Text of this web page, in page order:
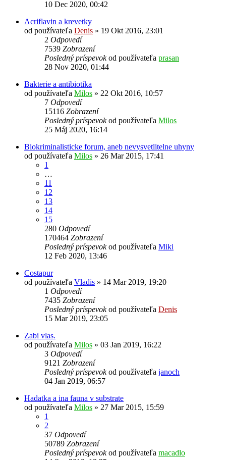
10 Dec 2020, 00:42
Acriflavin a krevetky
od používateľa Denis » 19 Okt 2016, 23:01
2 Odpovedí
7539 Zobrazení
Posledný príspevokod používateľa prasan
28 Nov 2020, 01:44
Bakterie a antibiotika
od používateľa Milos » 22 Okt 2016, 10:57
7 Odpovedí
15116 Zobrazení
Posledný príspevokod používateľa Milos
25 Máj 2020, 16:14
Biokriminalisticke forum, aneb nevysvetlitelne uhyny
od používateľa Milos » 26 Mar 2015, 17:41
1
…
11
12
13
14
15
280 Odpovedí
170464 Zobrazení
Posledný príspevokod používateľa Miki
12 Feb 2020, 13:46
Costapur
od používateľa Vladis » 14 Mar 2019, 19:20
1 Odpovedí
7435 Zobrazení
Posledný príspevokod používateľa Denis
15 Mar 2019, 23:05
Zabi vlas.
od používateľa Milos » 03 Jan 2019, 16:22
3 Odpovedí
9121 Zobrazení
Posledný príspevokod používateľa janoch
04 Jan 2019, 06:57
Hadatka a ina fauna v substrate
od používateľa Milos » 27 Mar 2015, 15:59
1
2
37 Odpovedí
50789 Zobrazení
Posledný príspevokod používateľa macadlo